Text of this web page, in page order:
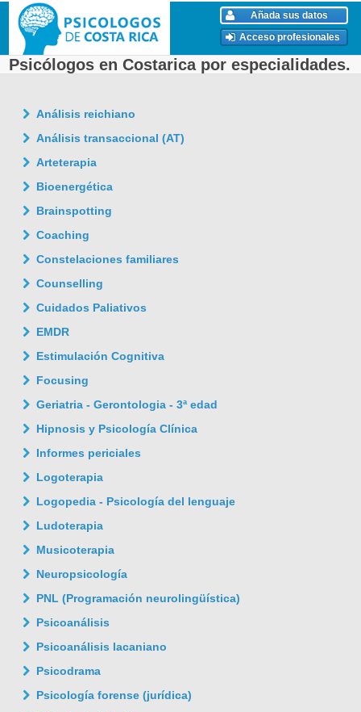
Añada sus datos
Acceso profesionales
Psicólogos en Costarica por especialidades.
Análisis reichiano
Análisis transaccional (AT)
Arteterapia
Bioenergética
Brainspotting
Coaching
Constelaciones familiares
Counselling
Cuidados Paliativos
EMDR
Estimulación Cognitiva
Focusing
Geriatria - Gerontologia - 3ª edad
Hipnosis y Psicología Clínica
Informes periciales
Logoterapia
Logopedia - Psicología del lenguaje
Ludoterapia
Musicoterapia
Neuropsicología
PNL (Programación neurolingüística)
Psicoanálisis
Psicoanálisis lacaniano
Psicodrama
Psicología forense (jurídica)